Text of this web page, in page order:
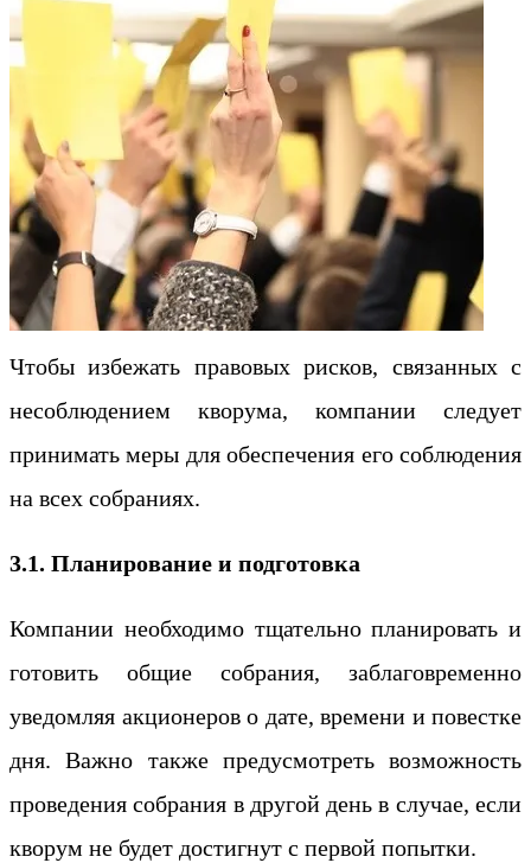
Чтобы избежать правовых рисков, связанных с
несоблюдением кворума, компании следует
принимать меры для обеспечения его соблюдения
на всех собраниях.
3.1. Планирование и подготовка
Компании необходимо тщательно планировать и
готовить общие собрания, заблаговременно
уведомляя акционеров о дате, времени и повестке
дня. Важно также предусмотреть возможность
проведения собрания в другой день в случае, если
кворум не будет достигнут с первой попытки.